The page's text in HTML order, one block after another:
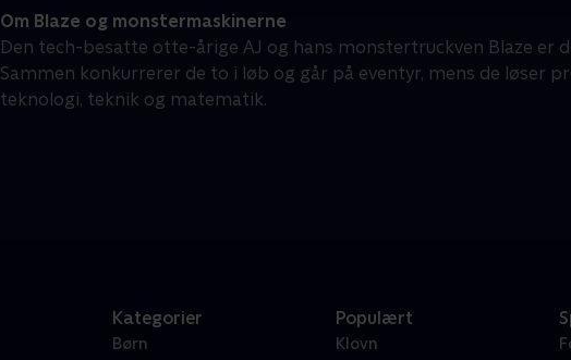
Om Blaze og monstermaskinerne
Den tech-besatte otte-årige AJ og hans monstertruckven Blaze er
Sammen konkurrerer de to i løb og går på eventyr, mens de løser
teknologi, teknik og matematik.
Kategorier
Børn
Populært
Klovn